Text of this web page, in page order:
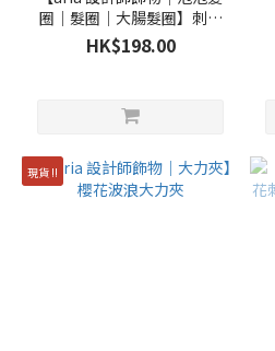
圈｜髮圈｜大腸髮圈】刺繡
花織帶泡泡髮圈 / 2色
HK$198.00
現貨 !!